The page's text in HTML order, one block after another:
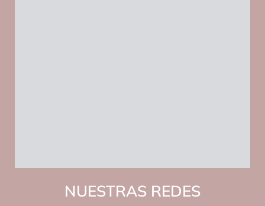
NUESTRAS REDES